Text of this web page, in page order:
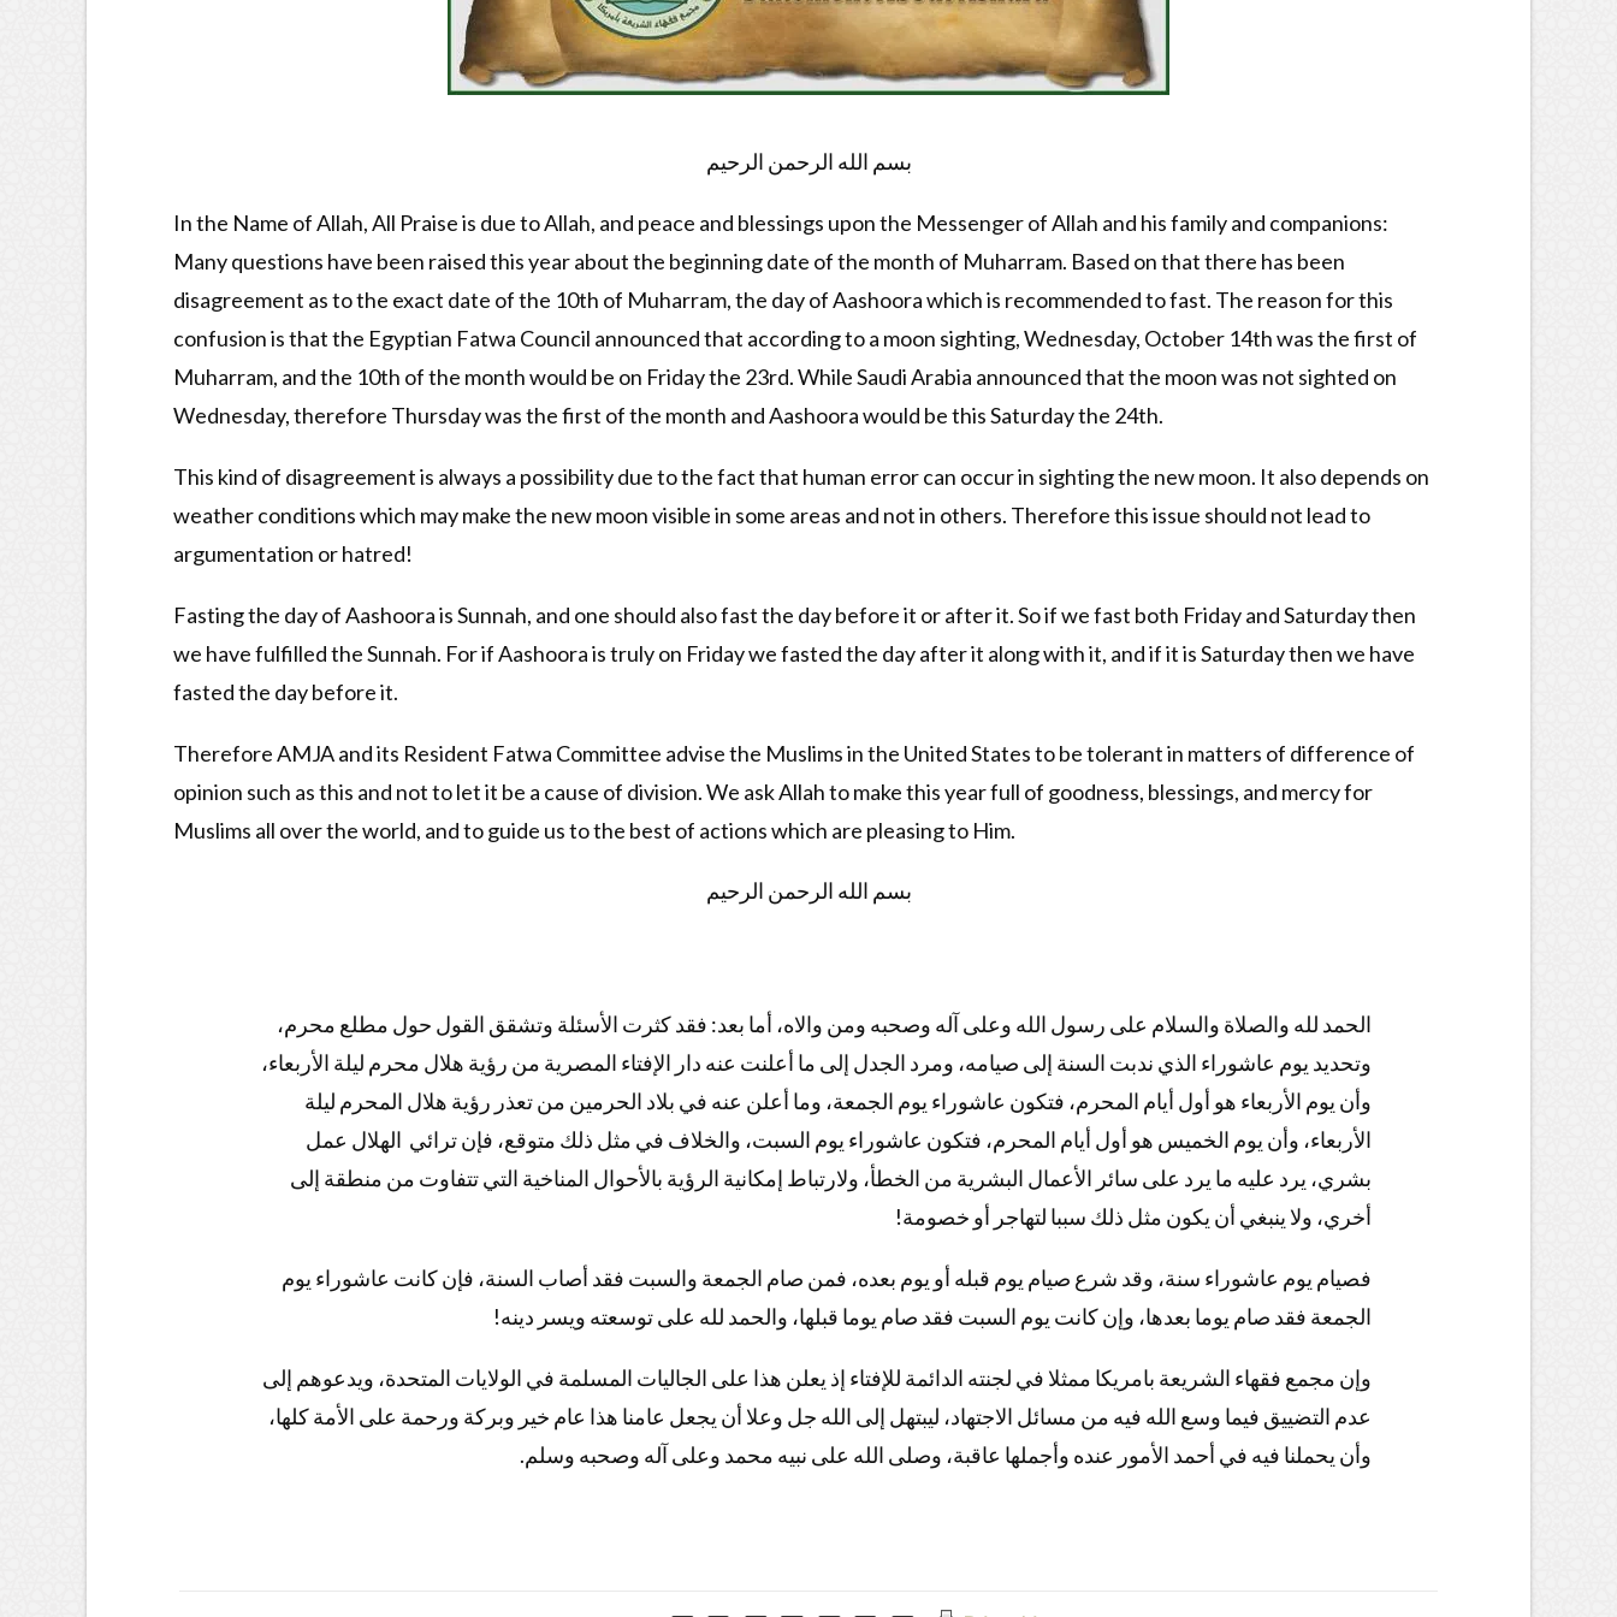
بسم الله الرحمن الرحيم
In the Name of Allah, All Praise is due to Allah, and peace and blessings upon the Messenger of Allah and his family and companions:
Many questions have been raised this year about the beginning date of the month of Muharram. Based on that there has been
disagreement as to the exact date of the 10th of Muharram, the day of Aashoora which is recommended to fast. The reason for this
confusion is that the Egyptian Fatwa Council announced that according to a moon sighting, Wednesday, October 14th was the first of
Muharram, and the 10th of the month would be on Friday the 23rd. While Saudi Arabia announced that the moon was not sighted on
Wednesday, therefore Thursday was the first of the month and Aashoora would be this Saturday the 24th.
This kind of disagreement is always a possibility due to the fact that human error can occur in sighting the new moon. It also depends on
weather conditions which may make the new moon visible in some areas and not in others. Therefore this issue should not lead to
argumentation or hatred!
Fasting the day of Aashoora is Sunnah, and one should also fast the day before it or after it. So if we fast both Friday and Saturday then
we have fulfilled the Sunnah. For if Aashoora is truly on Friday we fasted the day after it along with it, and if it is Saturday then we have
fasted the day before it.
Therefore AMJA and its Resident Fatwa Committee advise the Muslims in the United States to be tolerant in matters of difference of
opinion such as this and not to let it be a cause of division. We ask Allah to make this year full of goodness, blessings, and mercy for
Muslims all over the world, and to guide us to the best of actions which are pleasing to Him.
بسم الله الرحمن الرحيم
الحمد لله والصلاة والسلام على رسول الله وعلى آله وصحبه ومن والاه، أما بعد: فقد كثرت الأسئلة وتشقق القول حول مطلع محرم،
وتحديد يوم عاشوراء الذي ندبت السنة إلى صيامه، ومرد الجدل إلى ما أعلنت عنه دار الإفتاء المصرية من رؤية هلال محرم ليلة الأربعاء،
وأن يوم الأربعاء هو أول أيام المحرم، فتكون عاشوراء يوم الجمعة، وما أعلن عنه في بلاد الحرمين من تعذر رؤية هلال المحرم ليلة
الأربعاء، وأن يوم الخميس هو أول أيام المحرم، فتكون عاشوراء يوم السبت، والخلاف في مثل ذلك متوقع، فإن ترائي الهلال عمل
بشري، يرد عليه ما يرد على سائر الأعمال البشرية من الخطأ، ولارتباط إمكانية الرؤية بالأحوال المناخية التي تتفاوت من منطقة إلى
أخري، ولا ينبغي أن يكون مثل ذلك سببا لتهاجر أو خصومة!
فصيام يوم عاشوراء سنة، وقد شرع صيام يوم قبله أو يوم بعده، فمن صام الجمعة والسبت فقد أصاب السنة، فإن كانت عاشوراء يوم
الجمعة فقد صام يوما بعدها، وإن كانت يوم السبت فقد صام يوما قبلها، والحمد لله على توسعته ويسر دينه!
وإن مجمع فقهاء الشريعة بامريكا ممثلا في لجنته الدائمة للإفتاء إذ يعلن هذا على الجاليات المسلمة في الولايات المتحدة، ويدعوهم إلى
عدم التضييق فيما وسع الله فيه من مسائل الاجتهاد، ليبتهل إلى الله جل وعلا أن يجعل عامنا هذا عام خير وبركة ورحمة على الأمة كلها،
وأن يحملنا فيه في أحمد الأمور عنده وأجملها عاقبة، وصلى الله على نبيه محمد وعلى آله وصحبه وسلم.